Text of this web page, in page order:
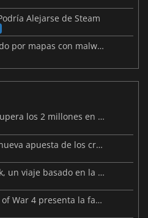
Alejarse de Steam
Meccha Chameleon afectado por mapas con malware y Discord
Resident Evil Veronica ya supera los 2 millones en listas de deseados
Beast of Reincarnation: la nueva apuesta de los creadores de Pokémon
Ya está disponible Big Walk, un viaje basado en la amistad
Warhammer 40.000: Dawn of War 4 presenta la facción de los Necrones